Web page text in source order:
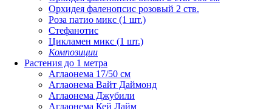
Орхидея фаленопсис розовый 2 ств.
Роза патио микс (1 шт.)
Стефанотис
Цикламен микс (1 шт.)
Композиции
Растения до 1 метра
Аглаонема 17/50 см
Аглаонема Вайт Даймонд
Аглаонема Джубили
Аглаонема Кей Лайм